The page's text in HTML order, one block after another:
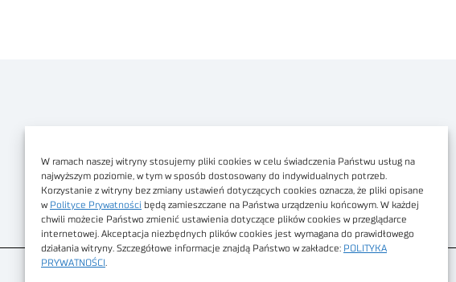
W ramach naszej witryny stosujemy pliki cookies w celu świadczenia Państwu usług na
najwyższym poziomie, w tym w sposób dostosowany do indywidualnych potrzeb.
Korzystanie z witryny bez zmiany ustawień dotyczących cookies oznacza, że pliki opisane
w Polityce Prywatności będą zamieszczane na Państwa urządzeniu końcowym. W każdej
chwili możecie Państwo zmienić ustawienia dotyczące plików cookies w przeglądarce
internetowej. Akceptacja niezbędnych plików cookies jest wymagana do prawidłowego
działania witryny. Szczegółowe informacje znajdą Państwo w zakładce: POLITYKA
PRYWATNOŚCI
Dostępność cyfrowa
Regulamin Portalu
Regulamin sklepu